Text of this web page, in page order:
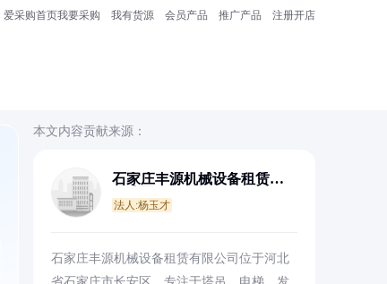
爱采购首页我要采购 我有货源 会员产品 推广产品 注册开店
本文内容贡献来源：
石家庄丰源机械设备租赁有
法人:杨玉才
石家庄丰源机械设备租赁有限公司位于河北